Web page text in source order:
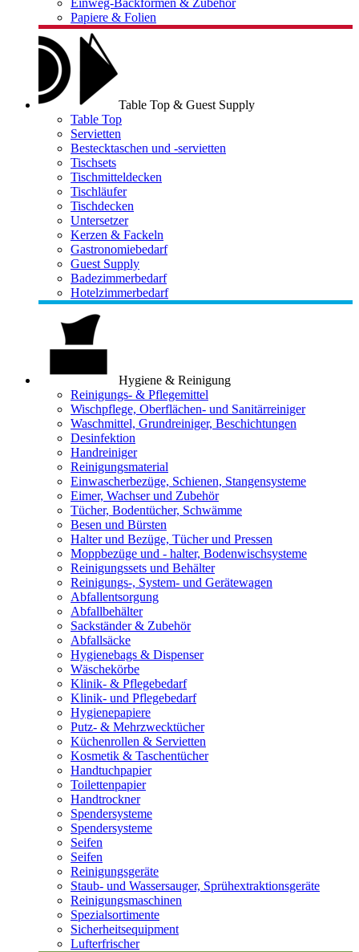
Einweg-Backformen & Zubehör
Papiere & Folien
Table Top & Guest Supply
Table Top
Servietten
Bestecktaschen und -servietten
Tischsets
Tischmitteldecken
Tischläufer
Tischdecken
Untersetzer
Kerzen & Fackeln
Gastronomiebedarf
Guest Supply
Badezimmerbedarf
Hotelzimmerbedarf
Hygiene & Reinigung
Reinigungs- & Pflegemittel
Wischpflege, Oberflächen- und Sanitärreiniger
Waschmittel, Grundreiniger, Beschichtungen
Desinfektion
Handreiniger
Reinigungsmaterial
Einwascherbezüge, Schienen, Stangensysteme
Eimer, Wachser und Zubehör
Tücher, Bodentücher, Schwämme
Besen und Bürsten
Halter und Bezüge, Tücher und Pressen
Moppbezüge und - halter, Bodenwischsysteme
Reinigungssets und Behälter
Reinigungs-, System- und Gerätewagen
Abfallentsorgung
Abfallbehälter
Sackständer & Zubehör
Abfallsäcke
Hygienebags & Dispenser
Wäschekörbe
Klinik- & Pflegebedarf
Klinik- und Pflegebedarf
Hygienepapiere
Putz- & Mehrzwecktücher
Küchenrollen & Servietten
Kosmetik & Taschentücher
Handtuchpapier
Toilettenpapier
Handtrockner
Spendersysteme
Spendersysteme
Seifen
Seifen
Reinigungsgeräte
Staub- und Wassersauger, Sprühextraktionsgeräte
Reinigungsmaschinen
Spezialsortimente
Sicherheitsequipment
Lufterfrischer